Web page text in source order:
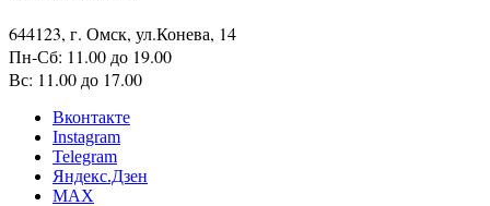
644123, г. Омск, ул.Конева, 14
Пн-Сб: 11.00 до 19.00
Вс: 11.00 до 17.00
Вконтакте
Instagram
Telegram
Яндекс.Дзен
MAX